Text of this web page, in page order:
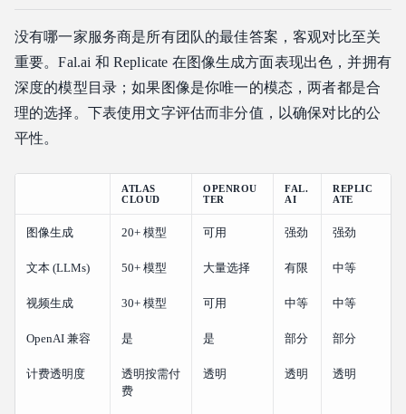
没有哪一家服务商是所有团队的最佳答案，客观对比至关
重要。Fal.ai 和 Replicate 在图像生成方面表现出色，并拥有
深度的模型目录；如果图像是你唯一的模态，两者都是合
理的选择。下表使用文字评估而非分值，以确保对比的公
平性。
ATLAS
CLOUD
OPENROU
TER
FAL.
AI
REPLIC
ATE
图像生成 20+ 模型 可用 强劲 强劲
文本 (LLMs) 50+ 模型 大量选择 有限 中等
视频生成 30+ 模型 可用 中等 中等
OpenAI 兼容 是 是 部分 部分
计费透明度
透明按需付
费
透明 透明 透明